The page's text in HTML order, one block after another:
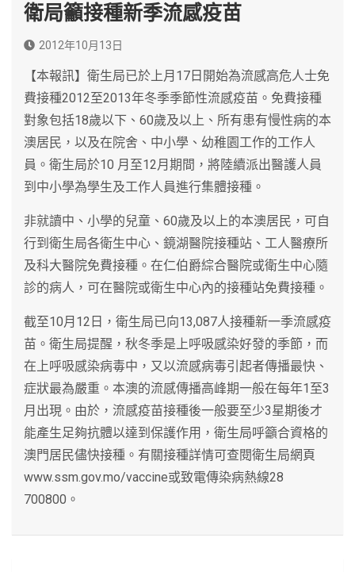
衛局籲接種新季流感疫苗
2012年10月13日
【本報訊】衛生局已於上月17日開始為流感高危人士免
費接種2012至2013年冬季季節性流感疫苗。免費接種
對象包括18歲以下、60歲及以上、所有患有慢性病的本
澳居民，以及在院舍、中小學、幼稚園工作的工作人
員。衛生局於10 月至12月期間，將陸續派出醫護人員
到中小學為學生及工作人員進行集體接種。
非就讀中、小學的兒童、60歲及以上的本澳居民，可自
行到衛生局各衛生中心、鏡湖醫院接種站、工人醫療所
及科大醫院免費接種。在仁伯爵綜合醫院或衛生中心隨
診的病人，可在醫院或衛生中心內的接種站免費接種。
截至10月12日，衛生局已向13,087人接種新一季流感疫
苗。衛生局提醒，秋冬季是上呼吸感染好發的季節，而
在上呼吸感染病毒中，又以流感病毒引起者傳播最快、
症狀最為嚴重。本澳的流感傳播高峰期一般在每年1至3
月出現。由於，流感疫苗接種後一般要至少3星期後才
能產生足夠抗體以達到保護作用，衛生局呼籲合資格的
澳門居民儘快接種。有關接種詳情可查閱衛生局網頁
www.ssm.gov.mo/vaccine或致電傳染病熱線28
700800。